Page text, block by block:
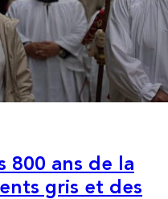
800 ans de la
gris et des